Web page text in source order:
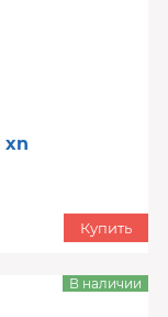
xn
Купить
В наличии